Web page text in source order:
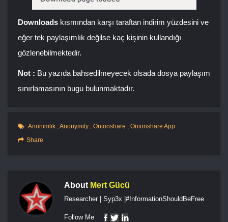
Downloads kısmından karşı taraftan indirim yüzdesini ve
eğer tek paylaşımlık değilse kaç kişinin kullandığı
gözlenebilmektedir.
Not : Bu yazıda bahsedilmeyecek olsada dosya paylaşım
sınırlamasının bugu bulunmaktadır.
Anonimlik ,Anonymity , Onionshare , Onionshare App
Share
About Mert Gücü
Researcher | Syp3x |#InformationShouldBeFree
Follow Me